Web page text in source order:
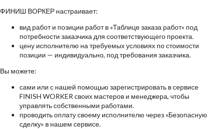
ФИНИШ ВОРКЕР настраивает:
вид работ и позиции работ в «Таблице заказа работ» под
потребности заказчика для соответствующего проекта.
цену исполнителю на требуемых условиях по стоимости
позиции — индивидуально, под требования заказчика.
Вы можете:
сами или с нашей помощью зарегистрировать в сервисе
FINISH WORKER своих мастеров и менеджера, чтобы
управлять собственными работами.
проводить оплату своему исполнителю через «Безопасную
сделку» в нашем сервисе.